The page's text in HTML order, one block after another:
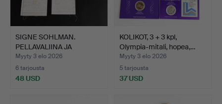
SIGNE SOHLMAN.
PELLAVALIINA JA
LAUTASLIINA…
Myyty 3 elo 2026
6 tarjousta
48 USD
KOLIKOT, 3 + 3 kpl,
Olympia-mitali, hopea,…
Myyty 3 elo 2026
5 tarjousta
37 USD